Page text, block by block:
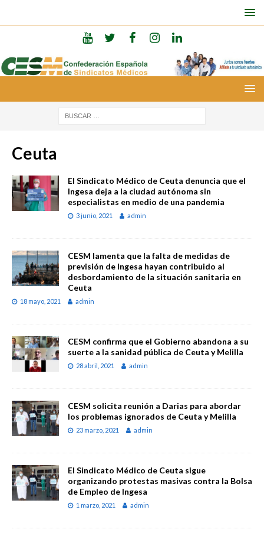
Ceuta
El Sindicato Médico de Ceuta denuncia que el
Ingesa deja a la ciudad autónoma sin
especialistas en medio de una pandemia
3 junio, 2021 admin
CESM lamenta que la falta de medidas de
previsión de Ingesa hayan contribuido al
desbordamiento de la situación sanitaria en
Ceuta
18 mayo, 2021 admin
CESM confirma que el Gobierno abandona a su
suerte a la sanidad pública de Ceuta y Melilla
28 abril, 2021 admin
CESM solicita reunión a Darias para abordar
los problemas ignorados de Ceuta y Melilla
23 marzo, 2021 admin
El Sindicato Médico de Ceuta sigue
organizando protestas masivas contra la Bolsa
de Empleo de Ingesa
1 marzo, 2021 admin